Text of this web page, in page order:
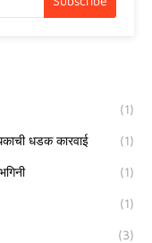
(1)
धडक कारवाई (1)
(1)
(1)
(3)